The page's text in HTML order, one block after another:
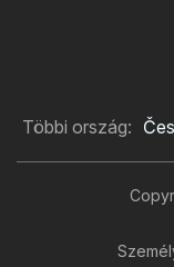
Többi ország: